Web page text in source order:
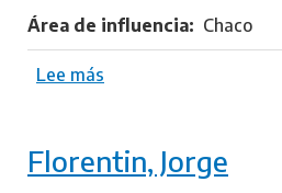
Área de influencia
Chaco
Lee más
r
e
Florentin, Jorge